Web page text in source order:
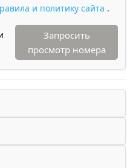
и политику сайта .
Запросить
просмотр номера